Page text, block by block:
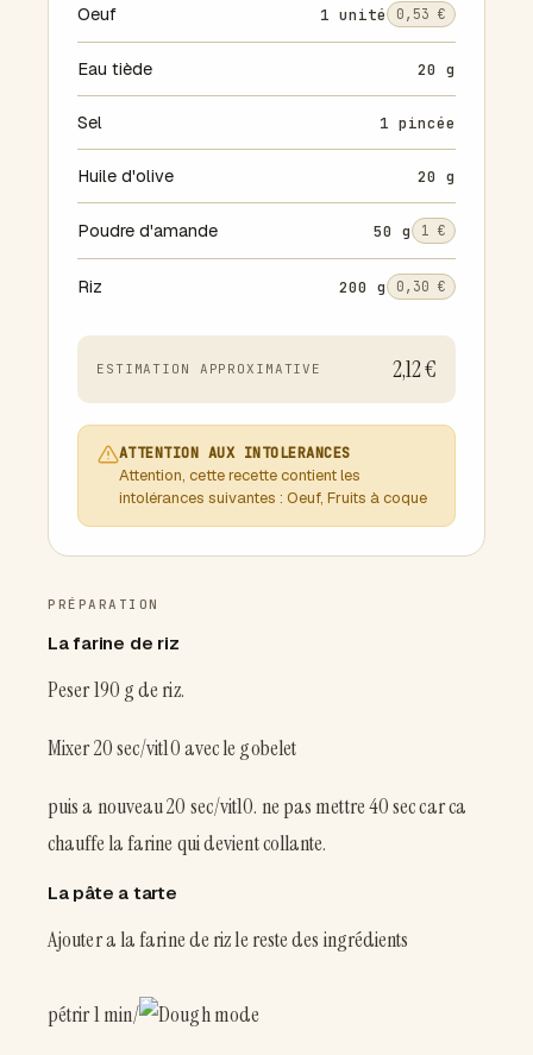
Oeuf 1 unité 0,53 €
Eau tiède 20 g
Sel 1 pincée
Huile d'olive 20 g
Poudre d'amande 50 g 1 €
Riz 200 g 0,30 €
ESTIMATION APPROXIMATIVE 2,12 €
ATTENTION AUX INTOLERANCES
Attention, cette recette contient les
intolérances suivantes : Oeuf, Fruits à coque
PRÉPARATION
La farine de riz
Peser 190 g de riz.
Mixer 20 sec/vit10 avec le gobelet
puis a nouveau 20 sec/vit10. ne pas mettre 40 sec car ca
chauffe la farine qui devient collante.
La pâte a tarte
Ajouter a la farine de riz le reste des ingrédients
pétrir 1 min/